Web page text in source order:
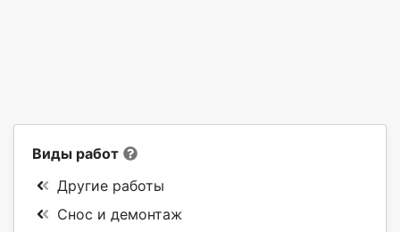
Виды работ
Другие работы
Снос и демонтаж